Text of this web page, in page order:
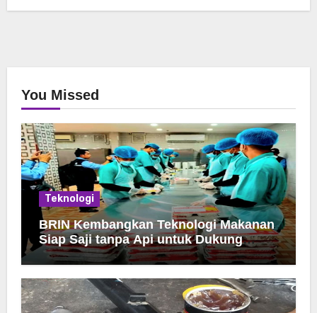
You Missed
Teknologi
BRIN Kembangkan Teknologi Makanan
Siap Saji tanpa Api untuk Dukung
Jamah Haji